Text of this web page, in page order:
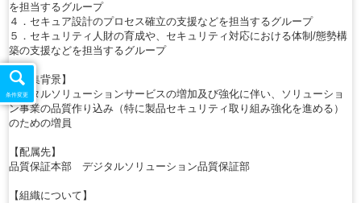
を担当するグループ
４．セキュア設計のプロセス確立の支援などを担当するグループ
５．セキュリティ人財の育成や、セキュリティ対応における体制/態勢構
築の支援などを担当するグループ
【募集背景】
デジタルソリューションサービスの増加及び強化に伴い、ソリューショ
ン事業の品質作り込み（特に製品セキュリティ取り組み強化を進める）
のための増員
【配属先】
品質保証本部 デジタルソリューション品質保証部
【組織について】
条件変更